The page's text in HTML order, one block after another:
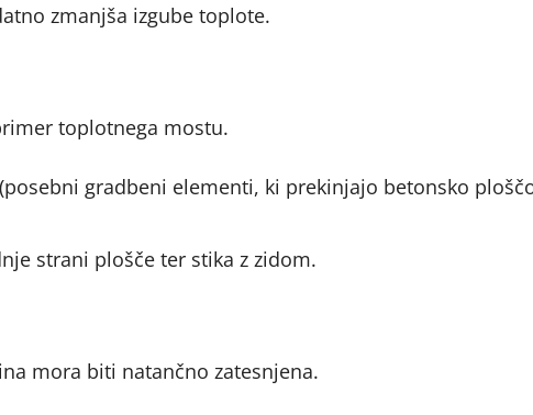
zmanjša izgube toplote.
toplotnega mostu.
gradbeni elementi, ki prekinjajo betonsko
strani plošče ter stika z zidom.
mora biti natančno zatesnjena.